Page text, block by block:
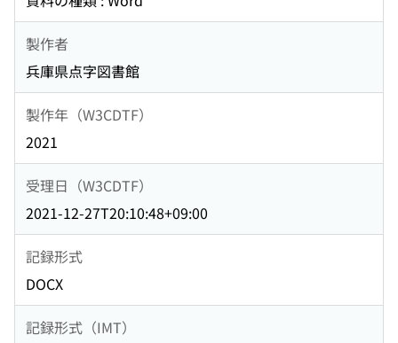
製作者
兵庫県点字図書館
製作年（W3CDTF）
2021
受理日（W3CDTF）
2021-12-27T20:10:48+09:00
記録形式
DOCX
記録形式（IMT）